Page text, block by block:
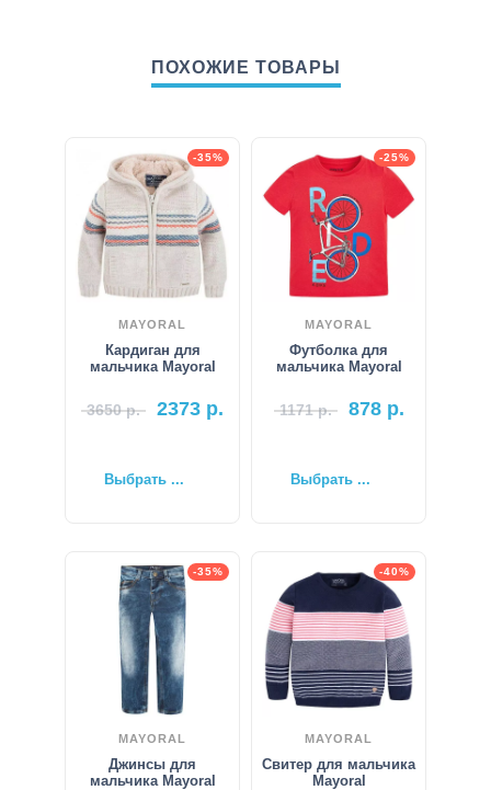
ПОХОЖИЕ ТОВАРЫ
-35%
MAYORAL
Кардиган для
мальчика Mayoral
3650р. 2373 р.
Выбрать ...
-25%
MAYORAL
Футболка для
мальчика Mayoral
1171р. 878р.
Выбрать ...
-35%
MAYORAL
Джинсы для
мальчика Mayoral
-40%
MAYORAL
Свитер для мальчика
Mayoral